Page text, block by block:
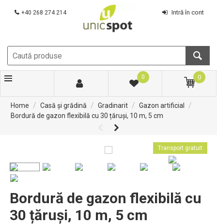
+40 268 274 214 Intră în cont
0 0
Home / Casă și grădină / Gradinarit / Gazon artificial /
Bordură de gazon flexibilă cu 30 țăruși, 10 m, 5 cm
Transport gratuit
Bordură de gazon flexibilă cu
30 țăruși, 10 m, 5 cm